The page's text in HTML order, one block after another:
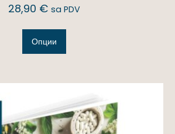
28,90 € sa PDV
Опции